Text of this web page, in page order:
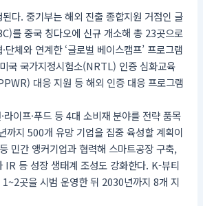
다. 중기부는 해외 진출 종합지원 거점인 글
를 중국 칭다오에 신규 개소해 총 23곳으로
단체와 연계한 ‘글로벌 베이스캠프’ 프로그램
국 국가지정시험소(NRTL) 인증 심화교육
대응 지원 등 해외 인증 대응 프로그램
라이프·푸드 등 4대 소비재 분야를 전략 품목
까지 500개 유망 기업을 집중 육성할 계획이
민간 앵커기업과 협력해 스마트공장 구축,
IR 등 성장 생태계 조성도 강화한다. K-뷰티
곳을 시범 운영한 뒤 2030년까지 8개 지